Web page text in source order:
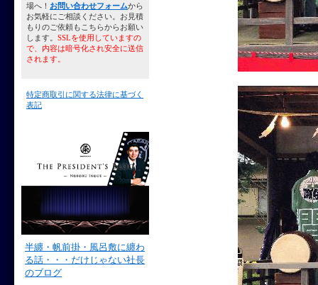
場へ！ お問い合わせフォームから
お気軽にご相談ください。お見積
もりのご依頼もこちらからお願い
します。 SSLを使用していますの
で、内容は暗号化され安全に送信
されます。
特定商取引に関する法律に基づく
表記
半纏・帆前掛・風呂敷に纏わ
る話・・・だけじゃない社長
のブログ